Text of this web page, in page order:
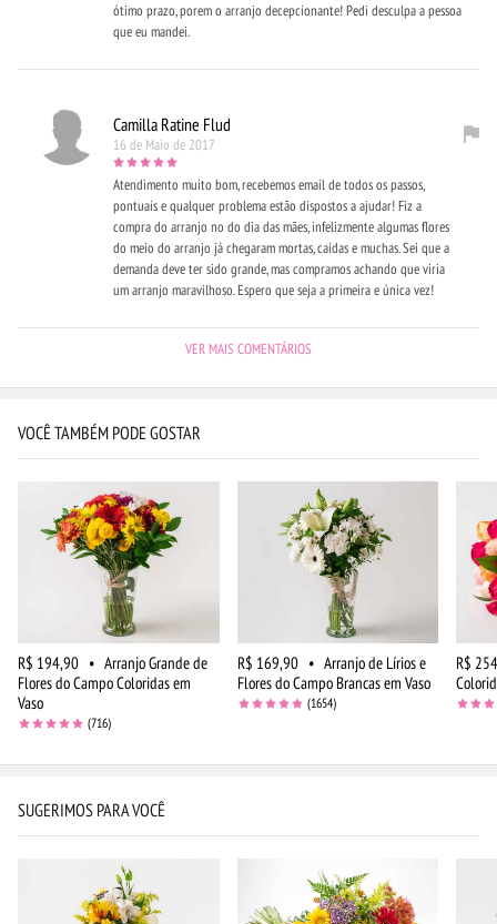
ótimo prazo, porem o arranjo decepcionante! Pedi desculpa a pessoa
que eu mandei.
Camilla Ratine Flud
16 de Maio de 2017
Atendimento muito bom, recebemos email de todos os passos,
pontuais e qualquer problema estão dispostos a ajudar! Fiz a
compra do arranjo no do dia das mães, infelizmente algumas flores
do meio do arranjo já chegaram mortas, caídas e muchas. Sei que a
demanda deve ter sido grande, mas compramos achando que viria
um arranjo maravilhoso. Espero que seja a primeira e única vez!
VER MAIS COMENTÁRIOS
VOCÊ TAMBÉM PODE GOSTAR
R$ 194,90 • Arranjo Grande de
Flores do Campo Coloridas em
Vaso
(716)
R$ 169,90 • Arranjo de Lírios e
Flores do Campo Brancas em Vaso
(1654)
R$
SUGERIMOS PARA VOCÊ